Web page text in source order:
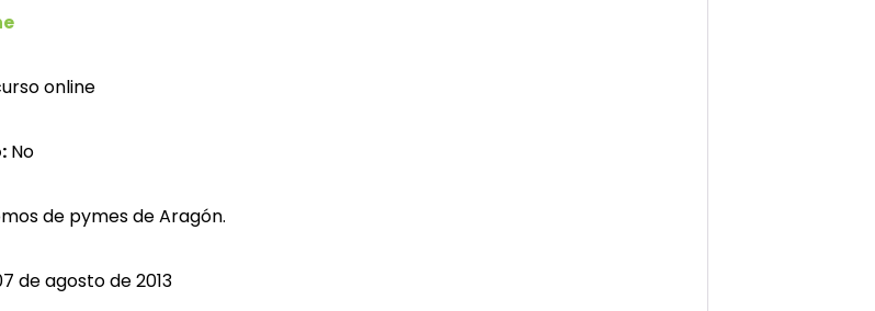
online
No
de pymes de Aragón.
de agosto de 2013